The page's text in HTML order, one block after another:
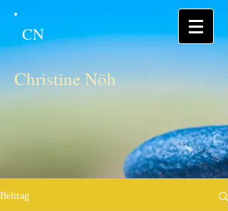
CN
Christine Nöh
Beitrag